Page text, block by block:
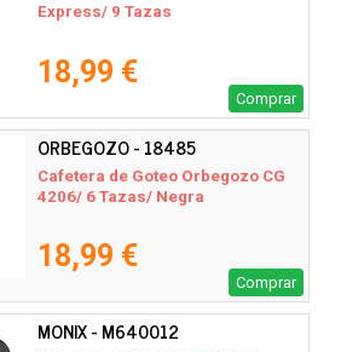
Express/ 9 Tazas
18,99 €
Comprar
ORBEGOZO - 18485
Cafetera de Goteo Orbegozo CG
4206/ 6 Tazas/ Negra
18,99 €
Comprar
MONIX - M640012